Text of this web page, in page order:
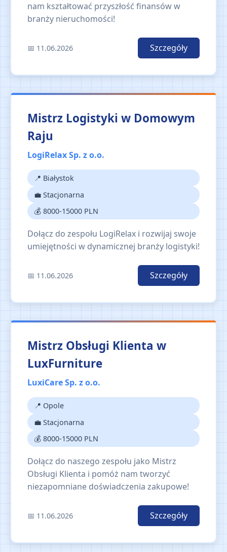
nam kształtować przyszłość finansów w
branży nieruchomości!
📅 11.06.2026 Szczegóły
Mistrz Logistyki w Domowym
Raju
LogiRelax Sp. z o.o.
📍 Białystok
💼 Stacjonarna
💰 8000-15000 PLN
Dołącz do zespołu LogiRelax i rozwijaj swoje
umiejętności w dynamicznej branży logistyki!
📅 11.06.2026 Szczegóły
Mistrz Obsługi Klienta w
LuxFurniture
LuxiCare Sp. z o.o.
📍 Opole
💼 Stacjonarna
💰 8000-15000 PLN
Dołącz do naszego zespołu jako Mistrz
Obsługi Klienta i pomóż nam tworzyć
niezapomniane doświadczenia zakupowe!
📅 11.06.2026 Szczegóły